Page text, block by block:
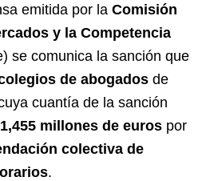
emitida por la Comisión
y la Competencia
se comunica la sanción que
de abogados de
cuantía de la sanción
1,455 millones de euros por
colectiva de
.